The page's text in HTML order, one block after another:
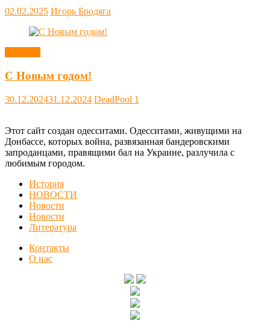
02.02.2025 Игорь Бродяга
С Новым годом!
30.12.202431.12.2024 DeadPool 1
Этот сайт создан одесситами. Одесситами, живущими на
Донбассе, которых война, развязанная бандеровскими
запроданцами, правящими бал на Украине, разлучила с
любимым городом.
История
НОВОСТИ
Новости
Новости
Литература
Контакты
О нас